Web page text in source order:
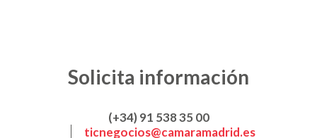
Solicita información
(+34) 91 538 35 00
ticnegocios@camaramadrid.es